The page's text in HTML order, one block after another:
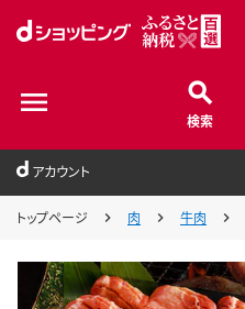
検索
アカウント
トップページ 肉 牛肉